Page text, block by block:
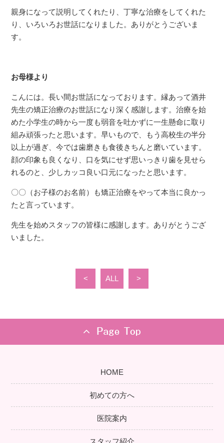
親身になって説明してくれたり、丁寧な治療をしてくれた
り、いろいろお世話になりました。ありがとうございま
す。
お母様より
こんには。長い間お世話になっております。縁あって酒井
先生の矯正治療のお世話になり深く感謝します。治療を始
めた小学生の時から一度も弱音を吐かずに一生懸命に取り
組み頑張ったと思います。早いもので、もう高校生の半分
以上が過ぎ、今では歯磨きも食後きちんと磨いています。
顔の印象も良くなり、口を気にせず思いっきり歯を見せら
れるのと、少しカッコ良い口元になったと思います。
〇〇（お子様のお名前）も矯正治療をやって本当に良かっ
たと言っています。
先生を始めスタッフの皆様に感謝します。ありがとうござ
いました。
< ALL >
HOME
初めての方へ
医院案内
スタッフ紹介